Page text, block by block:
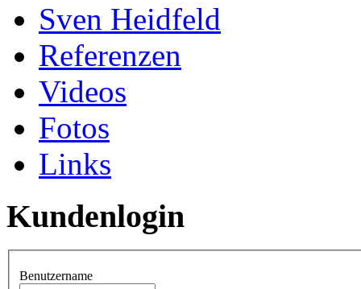
Sven Heidfeld
Referenzen
Videos
Fotos
Links
Kundenlogin
Benutzername